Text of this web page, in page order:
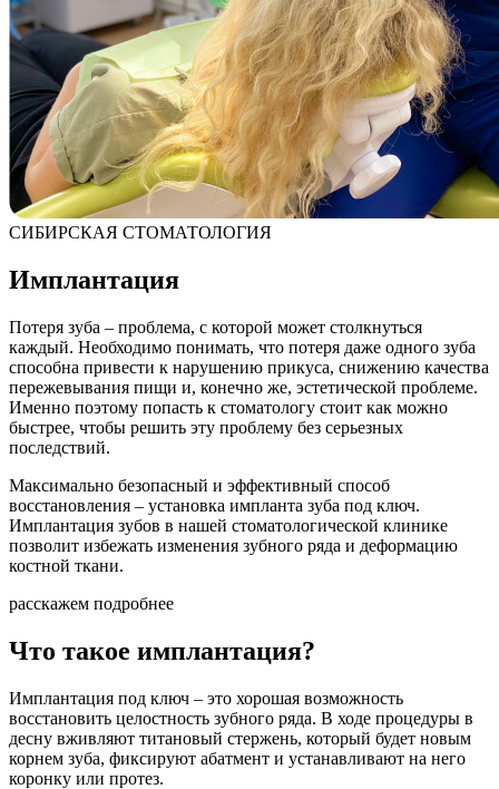
СИБИРСКАЯ СТОМАТОЛОГИЯ
Имплантация
Потеря зуба – проблема, с которой может столкнуться
каждый. Необходимо понимать, что потеря даже одного зуба
способна привести к нарушению прикуса, снижению качества
пережевывания пищи и, конечно же, эстетической проблеме.
Именно поэтому попасть к стоматологу стоит как можно
быстрее, чтобы решить эту проблему без серьезных
последствий.
Максимально безопасный и эффективный способ
восстановления – установка импланта зуба под ключ.
Имплантация зубов в нашей стоматологической клинике
позволит избежать изменения зубного ряда и деформацию
костной ткани.
расскажем подробнее
Что такое имплантация?
Имплантация под ключ – это хорошая возможность
восстановить целостность зубного ряда. В ходе процедуры в
десну вживляют титановый стержень, который будет новым
корнем зуба, фиксируют абатмент и устанавливают на него
коронку или протез.